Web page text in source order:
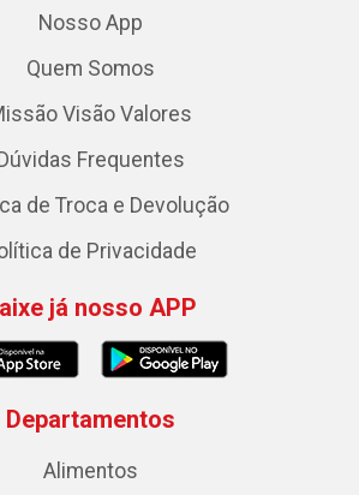
Nosso App
Quem Somos
Visão Valores
Frequentes
de Troca e Devolução
de Privacidade
já nosso APP
Departamentos
Alimentos